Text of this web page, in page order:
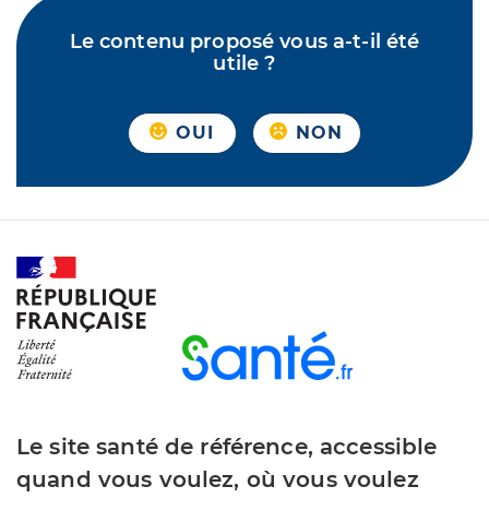
Le contenu proposé vous a-t-il été
utile ?
OUI NON
Le site santé de référence, accessible
quand vous voulez, où vous voulez